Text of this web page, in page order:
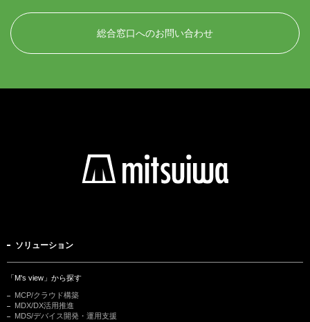
総合窓口へのお問い合わせ
ソリューション
「M's view」から探す
MCP/クラウド構築
MDX/DX活用推進
MDS/デバイス開発・運用支援